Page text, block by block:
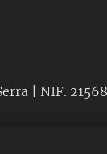
| NIF.